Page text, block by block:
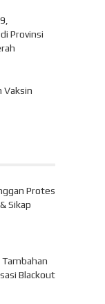
Provinsi
Vaksin
Protes
Sikap
Tambahan
Blackout